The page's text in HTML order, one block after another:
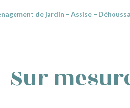
de jardin – Assise –
Sur